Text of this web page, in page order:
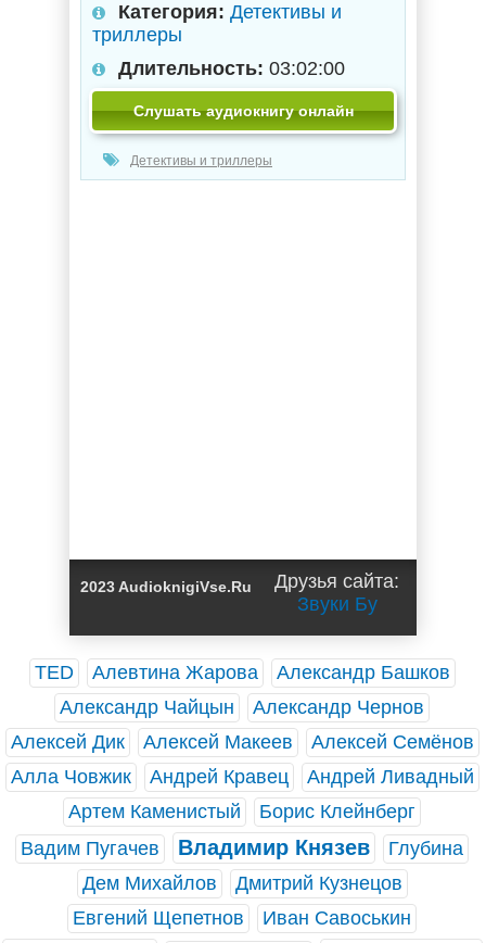
Категория: Детективы и
триллеры
Длительность: 03:02:00
Слушать аудиокнигу онлайн
Детективы и триллеры
2023 AudioknigiVse.Ru
Друзья сайта:
Звуки Бу
TED Алевтина Жарова
Александр Башков
Александр Чайцын
Александр Чернов
Алексей Дик
Алексей Макеев
Алексей Семёнов
Алла Човжик
Андрей Кравец
Андрей Ливадный
Артем Каменистый
Борис Клейнберг
Вадим Пугачев
Владимир Князев
Глубина
Дем Михайлов
Дмитрий Кузнецов
Евгений Щепетнов
Иван Савоськин